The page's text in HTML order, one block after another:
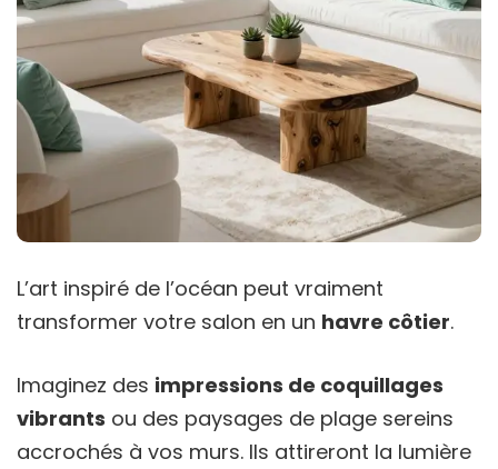
L’art inspiré de l’océan peut vraiment
transformer votre salon en un havre côtier.
Imaginez des impressions de coquillages
vibrants ou des paysages de plage sereins
accrochés à vos murs. Ils attireront la lumière